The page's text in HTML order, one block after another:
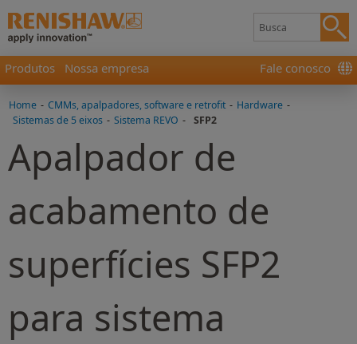
Produtos Nossa empresa Fale conosco
Home - CMMs, apalpadores, software e retrofit - Hardware -
Sistemas de 5 eixos - Sistema REVO - SFP2
Apalpador de
acabamento de
superfícies SFP2
para sistema